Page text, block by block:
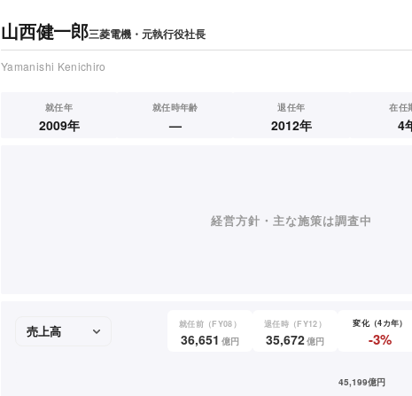
山西健一郎三菱電機・元執行役社長
Yamanishi Kenichiro
就任年
2009年
就任時年齢
—
退任年
2012年
在任
4
経営方針・主な施策は調査中
就任前（FY08）
36,651 億円
退任時（FY12）
35,672億円
変化（4カ年）
-3%